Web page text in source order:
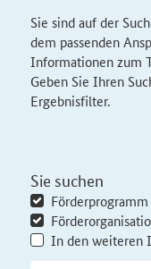
Sie sind auf der
dem passenden
Informationen zum
Geben Sie Ihren
Ergebnisfilter.
Sie suchen
Förderprogramm
In den weiteren